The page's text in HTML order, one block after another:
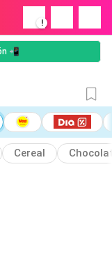
!
📲
Cereal